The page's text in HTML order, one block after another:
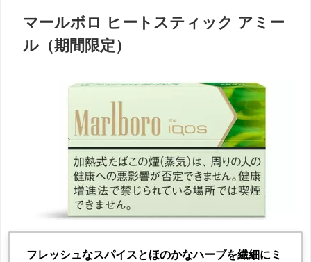
マールボロ ヒートスティック アミー
ル（期間限定）
フレッシュなスパイスとほのかなハーブを繊細にミ